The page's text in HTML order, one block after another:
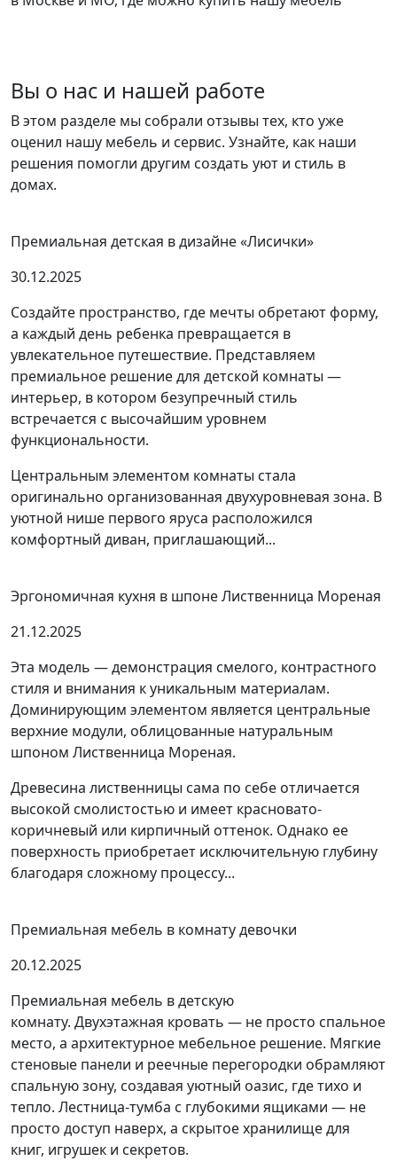
Вы о нас и нашей работе
В этом разделе мы собрали отзывы тех, кто уже
оценил нашу мебель и сервис. Узнайте, как наши
решения помогли другим создать уют и стиль в
домах.
Премиальная детская в дизайне «Лисички»
30.12.2025
Создайте пространство, где мечты обретают форму,
а каждый день ребенка превращается в
увлекательное путешествие. Представляем
премиальное решение для детской комнаты —
интерьер, в котором безупречный стиль
встречается с высочайшим уровнем
функциональности.
Центральным элементом комнаты стала
оригинально организованная двухуровневая зона. В
уютной нише первого яруса расположился
комфортный диван, приглашающий...
Эргономичная кухня в шпоне Лиственница Мореная
21.12.2025
Эта модель — демонстрация смелого, контрастного
стиля и внимания к уникальным материалам.
Доминирующим элементом является центральные
верхние модули, облицованные натуральным
шпоном Лиственница Мореная.
Древесина лиственницы сама по себе отличается
высокой смолистостью и имеет красновато-
коричневый или кирпичный оттенок. Однако ее
поверхность приобретает исключительную глубину
благодаря сложному процессу...
Премиальная мебель в комнату девочки
20.12.2025
Премиальная мебель в детскую
комнату. Двухэтажная кровать — не просто спальное
место, а архитектурное мебельное решение. Мягкие
стеновые панели и реечные перегородки обрамляют
спальную зону, создавая уютный оазис, где тихо и
тепло. Лестница-тумба с глубокими ящиками — не
просто доступ наверх, а скрытое хранилище для
книг, игрушек и секретов.